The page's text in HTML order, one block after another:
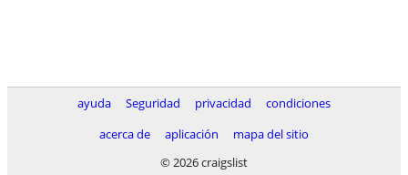
ayuda Seguridad privacidad
condiciones
acerca de
aplicación
mapa del sitio
© 2026 craigslist